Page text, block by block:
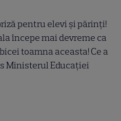
pentru elevi și părinți!
începe mai devreme ca
toamna aceasta! Ce a
Ministerul Educației